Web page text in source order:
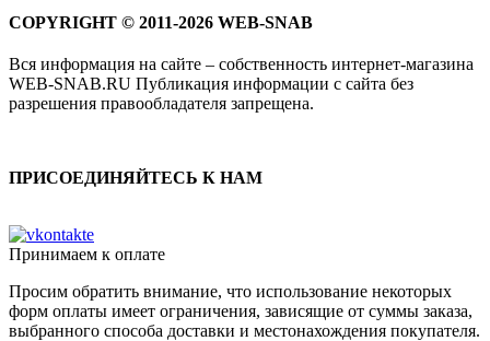
COPYRIGHT © 2011-2026 WEB-SNAB
Вся информация на сайте – собственность интернет-магазина
WEB-SNAB.RU Публикация информации с сайта без
разрешения правообладателя запрещена.
ПРИСОЕДИНЯЙТЕСЬ К НАМ
Принимаем к оплате
Просим обратить внимание, что использование некоторых
форм оплаты имеет ограничения, зависящие от суммы заказа,
выбранного способа доставки и местонахождения покупателя.